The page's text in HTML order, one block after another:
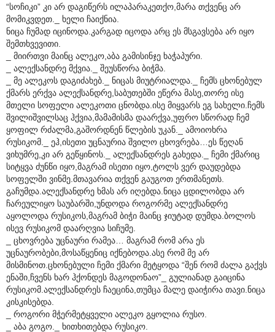
“სოჩიკი” კი არ დაგიწერს ილაპარაკეთქო,მარა თქვენც არ
მომიკვდეთ._ ხელი ჩაიქნია.
ნიცა ჩუმად იცინოდა.კარგად იცოდა არც ეს მსგავსება არ იყო
შემთხვევითი.
_ მიირთვი მაინც ალეკო,აბა გამისინჯე ხაჭაპური.
_ ალექსანდრე მქვია._ შეუსწორა ბიჭმა.
_ მე ალეკოს დაგიძახებ._ ნიცას მიუტრიალდა._ ჩემს ცხონებულ
ქმარს ერქვა ალექსანდრე,საბუთებში ეწერა მასე,თორე ისე
მთელი სოფელი ალეკოთი ცნობდა.ისე მიყვარს ეგ სახელი.ჩემს
შვილიშვილსაც ჰქვია,მამამისმა დაარქვა,უფრო სწორად ჩემ
ყოფილ რძალმა,გაშორდნენ წლების უკან._ ამოიოხრა
რუსიკომ._ ეჰ,ისეთი უცნაურია შვილო ცხოვრება…ეს წეღან
ვიხუმრე,კი არ გეწყინოს._ ალექსანდრეს გახედა._ ჩემი ქმარიც
სიტყვა ძუნწი იყო,მაგრამ ისეთი იყო,ტოლს ვერ დაუდებდა
სოფელში ვინმე.მთავარია თქვენ გაუგოთ ერთმანეთს.
გაჩუმდა.ალექსანდრე ხმას არ იღებდა.ნიცა ცდილობდა არ
ჩარეულიყო საუბარში,უნდოდა როგორმე ალექსანდრე
აყოლოდა რუსიკოს,მაგრამ ბიჭი მაინც ჯიუტად დუმდა.ბოლოს
ისევ რუსიკომ დაარღვია სიჩუმე.
_ ცხოვრება უცნაური რამეა… მაგრამ რომ არა ეს
უცნაურობები,მოსაწყენიც იქნებოდა.ასე რომ მე არ
მისმინოთ.ცხონებული ჩემი ქმარი მეტყოდა “შენ რომ ძალა გაქვს
ენაში,ჩვენს ხარ ჰქონდეს მაგოდონაო”_ გულიანად გაიცინა
რუსიკომ.ალექსანდრეს ჩაეცინა,თუმცა მალე დაიჭირა თავი.ნიცა
კისკისებდა.
_ როგორი მჭერმეტყველი ალეკო გყოლია რუსო.
_ აბა გოგო._ ხითხითებდა რუსიკო.